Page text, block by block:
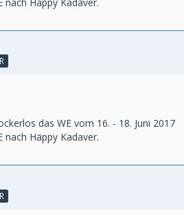
das WE vom 16. - 18. Juni 2017
nach Häppy Kadaver.